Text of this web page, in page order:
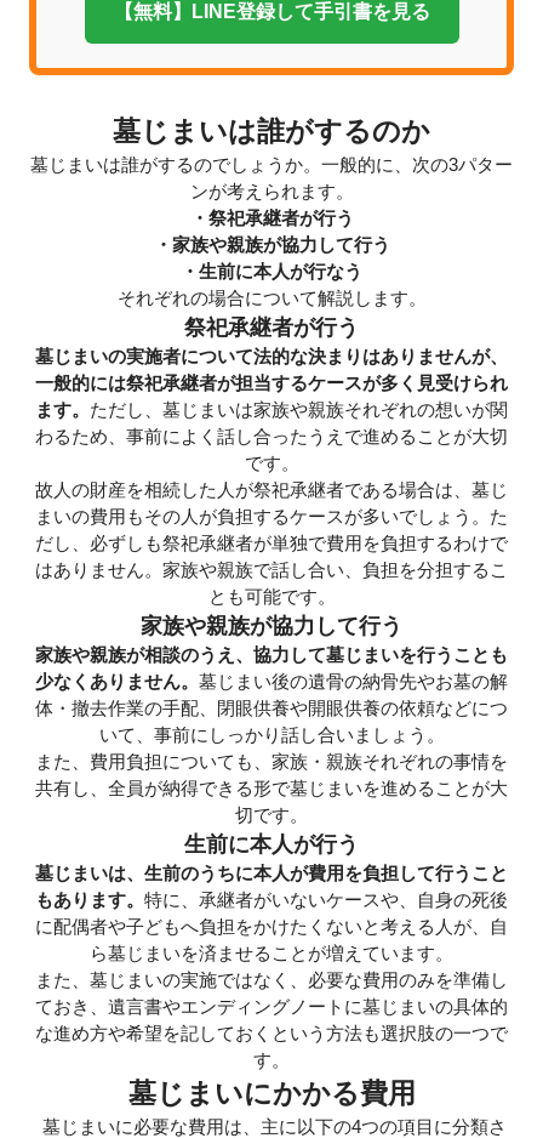
【無料】LINE登録して手引書を見る
墓じまいは誰がするのか
墓じまいは誰がするのでしょうか。一般的に、次の3パター
ンが考えられます。
・祭祀承継者が行う
・家族や親族が協力して行う
・生前に本人が行なう
それぞれの場合について解説します。
祭祀承継者が行う
墓じまいの実施者について法的な決まりはありませんが、
一般的には祭祀承継者が担当するケースが多く見受けられ
ます。 ただし、墓じまいは家族や親族それぞれの想いが関
わるため、事前によく話し合ったうえで進めることが大切
です。
故人の財産を相続した人が祭祀承継者である場合は、墓じ
まいの費用もその人が負担するケースが多いでしょう。た
だし、必ずしも祭祀承継者が単独で費用を負担するわけで
はありません。家族や親族で話し合い、負担を分担するこ
とも可能です。
家族や親族が協力して行う
家族や親族が相談のうえ、協力して墓じまいを行うことも
少なくありません。 墓じまい後の遺骨の納骨先やお墓の解
体・撤去作業の手配、閉眼供養や開眼供養の依頼などにつ
いて、事前にしっかり話し合いましょう。
また、費用負担についても、家族・親族それぞれの事情を
共有し、全員が納得できる形で墓じまいを進めることが大
切です。
生前に本人が行う
墓じまいは、生前のうちに本人が費用を負担して行うこと
もあります。 特に、承継者がいないケースや、自身の死後
に配偶者や子どもへ負担をかけたくないと考える人が、自
ら墓じまいを済ませることが増えています。
また、墓じまいの実施ではなく、必要な費用のみを準備し
ておき、遺言書やエンディングノートに墓じまいの具体的
な進め方や希望を記しておくという方法も選択肢の一つで
す。
墓じまいにかかる費用
墓じまいに必要な費用は、主に以下の4つの項目に分類さ